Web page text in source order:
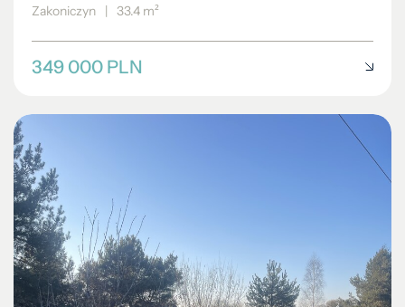
Zakoniczyn | 33.4 m²
349 000 PLN